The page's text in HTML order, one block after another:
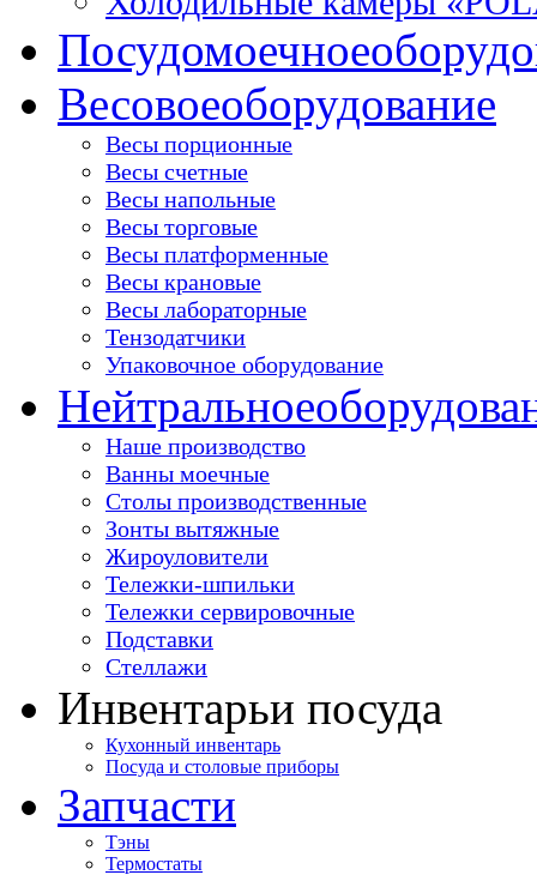
Посудомоечное
Весовоеоборудование
Весы порционные
Весы счетные
Весы напольные
Весы торговые
Весы платформенные
Весы крановые
Весы лабораторные
Тензодатчики
Упаковочное оборудование
Нейтральное
Наше производство
Ванны моечные
Столы производственные
Зонты вытяжные
Жироуловители
Тележки-шпильки
Тележки сервировочные
Подставки
Стеллажи
Инвентарьи посуда
Кухонный инвентарь
Посуда и столовые приборы
Запчасти
Тэны
Термостаты